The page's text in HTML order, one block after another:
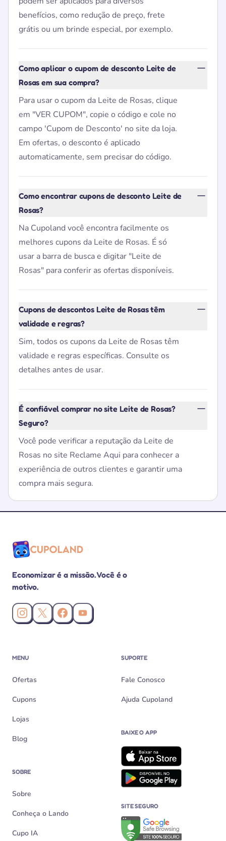
benefícios, como redução de preço, frete
grátis ou um brinde especial, por exemplo.
Como aplicar o cupom de desconto Leite de
Rosas em sua compra?
Para usar o cupom da Leite de Rosas, clique
em "VER CUPOM", copie o código e cole no
campo 'Cupom de Desconto' no site da loja.
Em ofertas, o desconto é aplicado
automaticamente, sem precisar do código.
Como encontrar cupons de desconto Leite de
Rosas?
Na Cupoland você encontra facilmente os
melhores cupons da Leite de Rosas. É só
usar a barra de busca e digitar "Leite de
Rosas" para conferir as ofertas disponíveis.
Cupons de descontos Leite de Rosas têm
validade e regras?
Sim, todos os cupons da Leite de Rosas têm
validade e regras específicas. Consulte os
detalhes antes de usar.
É confiável comprar no site Leite de Rosas?
Seguro?
Você pode verificar a reputação da Leite de
Rosas no site Reclame Aqui para conhecer a
experiência de outros clientes e garantir uma
compra mais segura.
Economizar é a missão. Você é o
motivo.
Instagram da Cupoland
X (Twitter) da Cupoland
Facebook da Cupoland
Canal da Cupoland no YouTube
MENU
Ofertas
Cupons
Lojas
Blog
SOBRE
Sobre
Conheça o Lando
Cupo IA
SUPORTE
Fale Conosco
Ajuda Cupoland
BAIXE O APP
SITE SEGURO
Verificação de site seguro